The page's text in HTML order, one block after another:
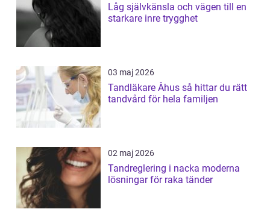
Låg självkänsla och vägen till en
starkare inre trygghet
03 maj 2026
Tandläkare Åhus så hittar du rätt
tandvård för hela familjen
02 maj 2026
Tandreglering i nacka moderna
lösningar för raka tänder